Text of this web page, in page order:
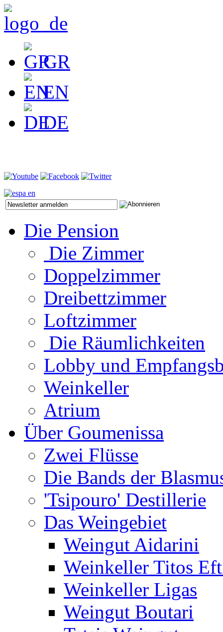
GR
EN
DE
Die Pension
Die Zimmer
Doppelzimmer
Dreibettzimmer
Loftzimmer
Die Räumlichkeiten
Lobby und
Weinkeller
Atrium
Über Goumenissa
Zwei Flüsse
Die Bands der
'Tsipouro' Destillerie
Das Weingebiet
Weingut Aidarini
Weinkeller Titos
Weinkeller Ligas
Weingut Boutari